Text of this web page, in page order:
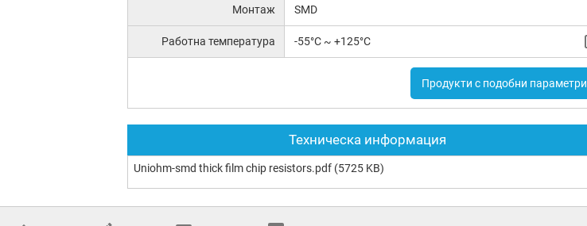
Монтаж SMD
Работна температура -55°C ~ +125°C
Продукти с подобни параметри
Техническа информация
Uniohm-smd thick film chip resistors.pdf (5725 KB)